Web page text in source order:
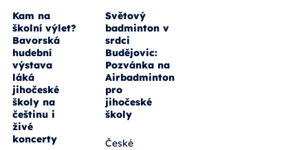
Kam na
školní výlet?
Bavorská
hudební
výstava
láká
jihočeské
školy na
češtinu i
živé
koncerty
Světový
badminton v
srdci
Budějovic:
Pozvánka na
Airbadminton
pro
jihočeské
školy
České